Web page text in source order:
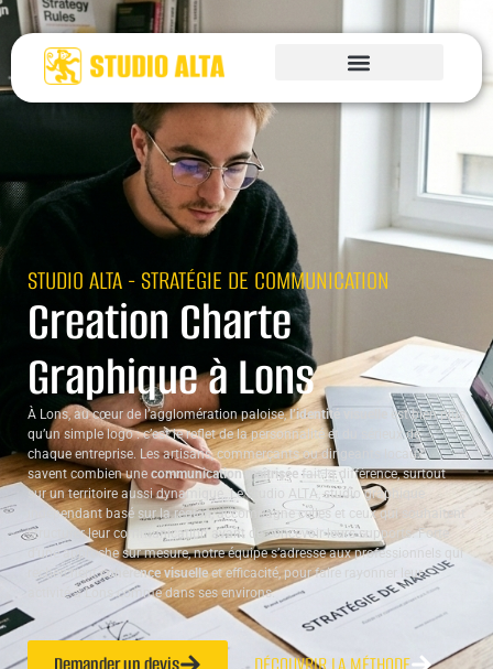
STUDIO ALTA - STRATÉGIE DE COMMUNICATION
Creation Charte
Graphique à Lons
À Lons, au cœur de l’agglomération paloise,l’identité visuelle
est bien plus
qu’un simple logo : c’est le reflet de la personnalité et du sérieux de
chaque entreprise. Les artisans, commerçants ou dirigeants locaux
savent combien une communication maîtrisée fait la différence, surtout
sur un territoire aussi dynamique. Le Studio ALTA, studio graphique
indépendant basé sur la région, accompagne celles et ceux qui souhaitent
structurer leur communication avant de concevoir leurs supports. Forte
d’une approche sur mesure, notre équipe s’adresse aux professionnels qui
recherchentcohérence visuelleet efficacité, pour faire rayonner leur
activité à Lons comme dans ses environs.